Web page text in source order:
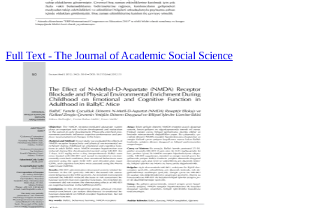
Full Text - The Journal of Academic Social Science